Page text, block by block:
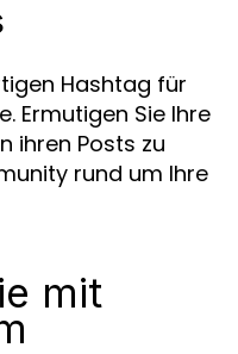
Hashtag für
Ermutigen Sie Ihre
ihren Posts zu
rund um Ihre
mit